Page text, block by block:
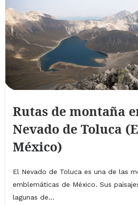
Rutas de montaña
Nevado de Toluca
México)
El Nevado de Toluca es una de las
emblemáticas de México. Sus
lagunas de...